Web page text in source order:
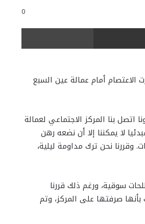
0
مشاركة عبر البريد
الطعام، يوم أمس الأحد 21 فبراير، كما قررت الاعتصام أمام عمالة عين السبع
اتصل بنا المركز الاجتماعي لعمالة
لا يمكننا إلا أن نضعه رهن
وقررنا نحن ترك مداومة ليلية،
سوقية، ورغم ذلك قررنا
صرفتها على المركز، وتم